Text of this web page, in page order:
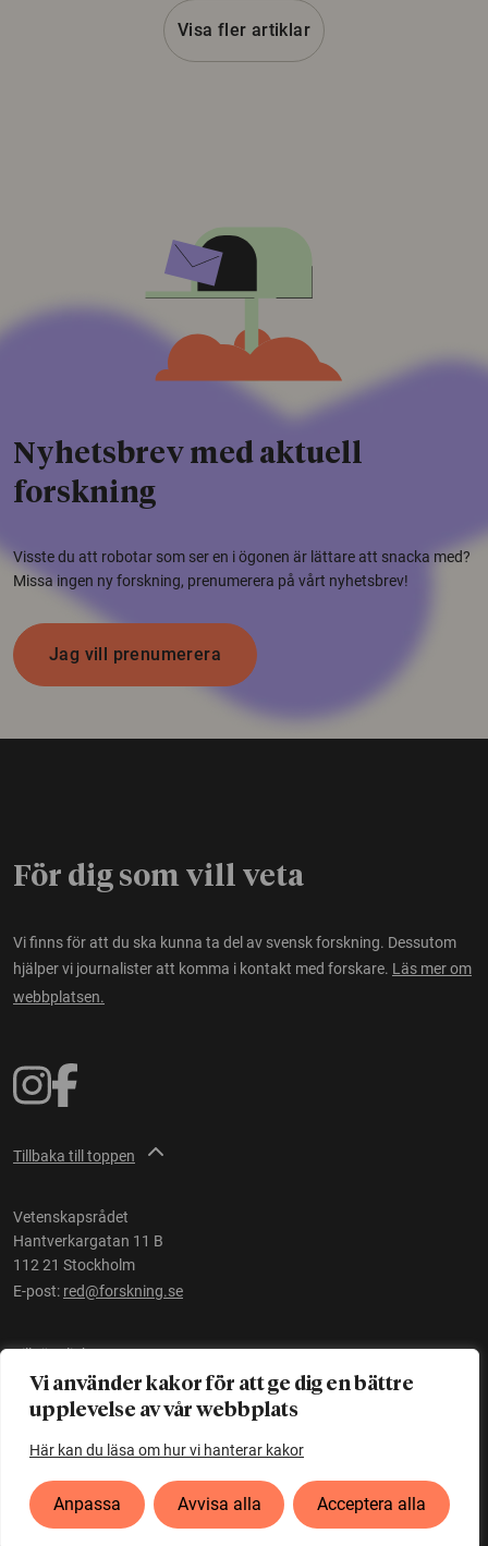
Vi använder kakor för att ge dig en bättre
upplevelse av vår webbplats
Här kan du läsa om hur vi hanterar kakor
Anpassa Avvisa alla Acceptera alla
Visa fler artiklar
Nyhetsbrev med aktuell
forskning
Visste du att robotar som ser en i ögonen är lättare att snacka med?
Missa ingen ny forskning, prenumerera på vårt nyhetsbrev!
Jag vill prenumerera
För dig som vill veta
Vi finns för att du ska kunna ta del av svensk forskning. Dessutom
hjälper vi journalister att komma i kontakt med forskare. Läs mer om
webbplatsen.
Tillbaka till toppen
Vetenskapsrådet
Hantverkargatan 11 B
112 21 Stockholm
E-post: red@forskning.se
Tillgänglighet
Ett initiativ avVetenskapsrådet